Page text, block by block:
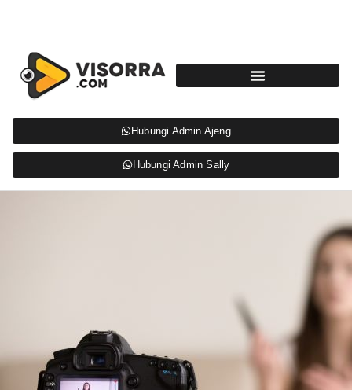
Hubungi Admin Ajeng
Hubungi Admin Sally